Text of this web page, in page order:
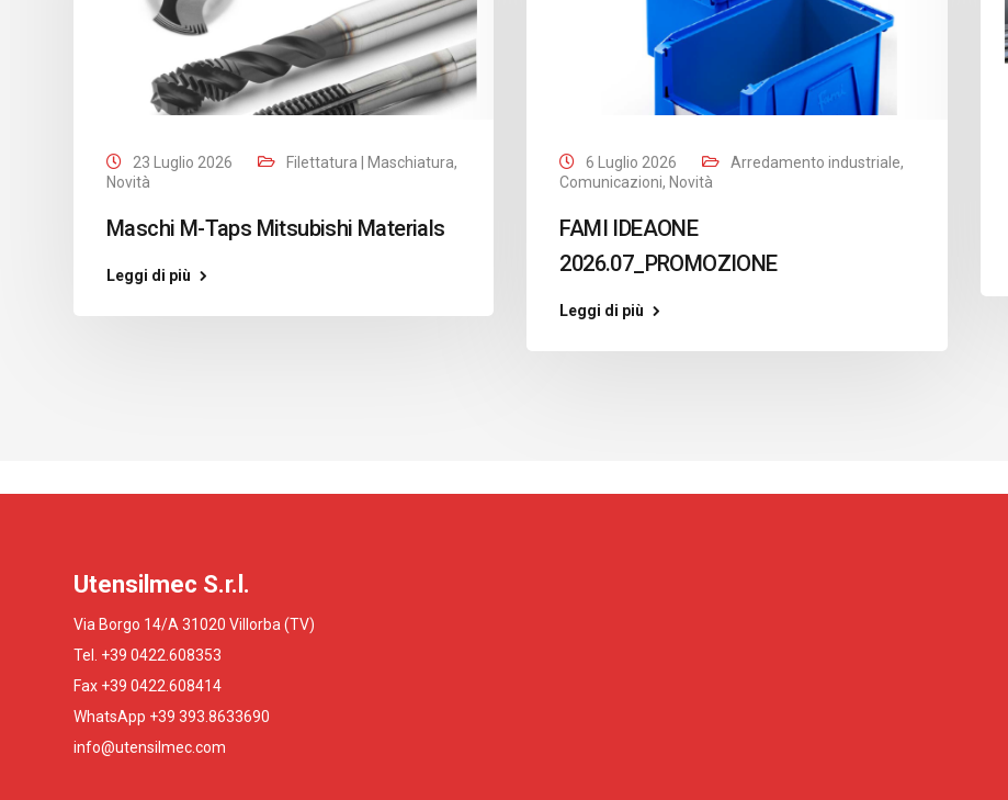
23 Luglio 2026 Filettatura | Maschiatura,
Novità
Maschi M-Taps Mitsubishi Materials
Leggi di più
6 Luglio 2026 Arredamento industriale,
Comunicazioni, Novità
FAMI IDEAONE
2026.07_PROMOZIONE
Leggi di più
Utensilmec S.r.l.
Via Borgo 14/A 31020 Villorba (TV)
Tel. +39 0422.608353
Fax +39 0422.608414
WhatsApp +39 393.8633690
info@utensilmec.com